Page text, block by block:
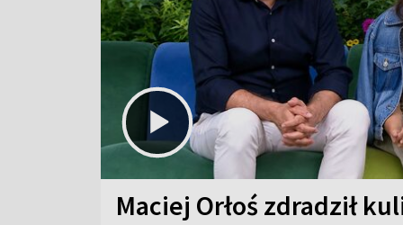
Maciej Orłoś zdradził